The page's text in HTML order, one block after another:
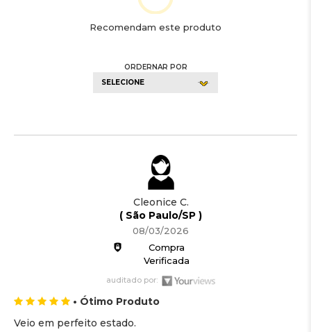
Recomendam este produto
ORDERNAR POR
SELECIONE
Cleonice C.
( São Paulo/SP )
08/03/2026
Compra
Verificada
auditado por:
• Ótimo Produto
Veio em perfeito estado.